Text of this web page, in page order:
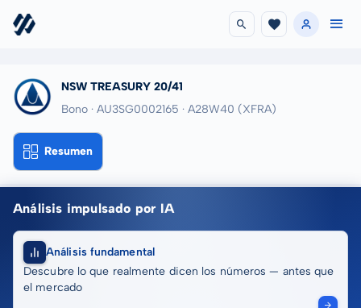
NSW TREASURY 20/41
Bono · AU3SG0002165 · A28W40 (XFRA)
Resumen
Análisis impulsado por IA
Análisis fundamental
Descubre lo que realmente dicen los números — antes que
el mercado